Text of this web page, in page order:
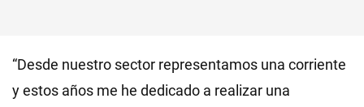
“Desde nuestro sector representamos una corriente
y estos años me he dedicado a realizar una